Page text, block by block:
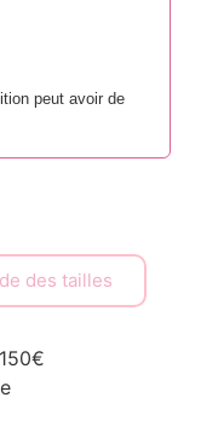
peut avoir de
des tailles